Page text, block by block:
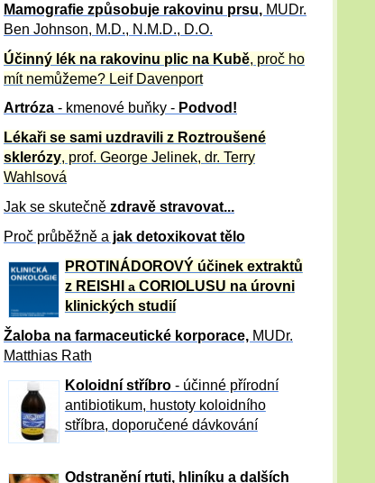
Mamografie způsobuje rakovinu prsu, MUDr.
Ben Johnson, M.D., N.M.D., D.O.
Účinný lék na rakovinu plic na Kubě, proč ho
mít nemůžeme? Leif Davenport
Artróza - kmenové buňky - Podvod!
Lékaři se sami uzdravili z Roztroušené
sklerózy, prof. George Jelinek, dr. Terry
Wahlsová
Jak se skutečně zdravě stravovat...
Proč průběžně a jak detoxikovat tělo
PROTINÁDOROVÝ účinek extraktů
z REISHI a CORIOLUSU na úrovni
klinických studií
Žaloba na farmaceutické korporace, MUDr.
Matthias Rath
Koloidní stříbro- účinné přírodní
antibiotikum, hustoty koloidního
stříbra, doporučené dávkování
Odstranění rtuti, hliníku a dalších